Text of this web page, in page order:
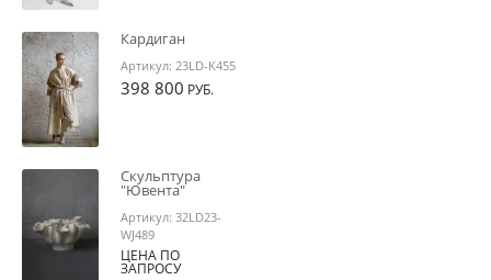
Кардиган
Артикул: 23LD-K455
398 800 РУБ.
Скульптура
"Ювента"
Артикул: 32LD23-
WJ489
ЦЕНА ПО
ЗАПРОСУ